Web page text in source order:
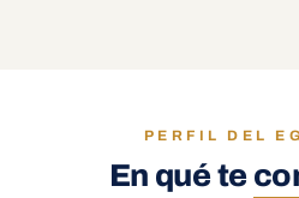
PERFIL DEL
En qué te